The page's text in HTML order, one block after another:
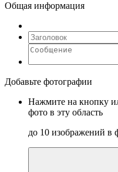
Общая информация
Добавьте фотографии
Нажмите на кнопку
фото в эту область
до 10 изображений в